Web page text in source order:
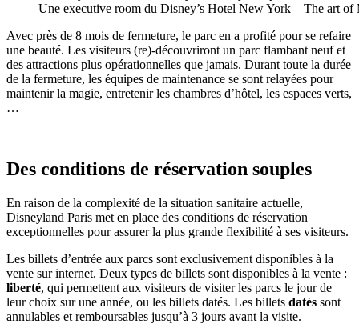
Une executive room du Disney’s Hotel New York – The art of
Avec près de 8 mois de fermeture, le parc en a profité pour se refaire
une beauté. Les visiteurs (re)-découvriront un parc flambant neuf et
des attractions plus opérationnelles que jamais. Durant toute la durée
de la fermeture, les équipes de maintenance se sont relayées pour
maintenir la magie, entretenir les chambres d’hôtel, les espaces verts,
…
Des conditions de réservation souples
En raison de la complexité de la situation sanitaire actuelle,
Disneyland Paris met en place des conditions de réservation
exceptionnelles pour assurer la plus grande flexibilité à ses visiteurs.
Les billets d’entrée aux parcs sont exclusivement disponibles à la
vente sur internet. Deux types de billets sont disponibles à la vente :
liberté, qui permettent aux visiteurs de visiter les parcs le jour de
leur choix sur une année, ou les billets datés. Les billets datés sont
annulables et remboursables jusqu’à 3 jours avant la visite.